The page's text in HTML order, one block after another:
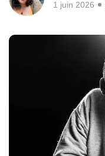
1 juin 2026